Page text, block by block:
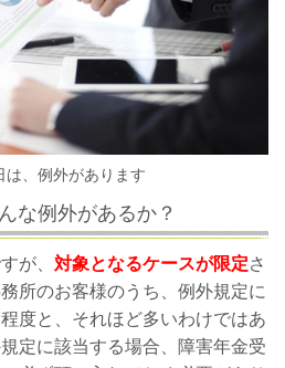
は、例外があります
な例外があるか？
が、 対象となるケースが限定さ
所のお客様のうち、例外規定に
度と、それほど多いわけではあ
定に該当する場合、障害年金受